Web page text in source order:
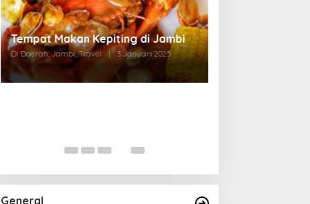
Tempat Makan di Thehok Jambi
Di Daerah, Jambi, Travel | 3 Januari 2025
General